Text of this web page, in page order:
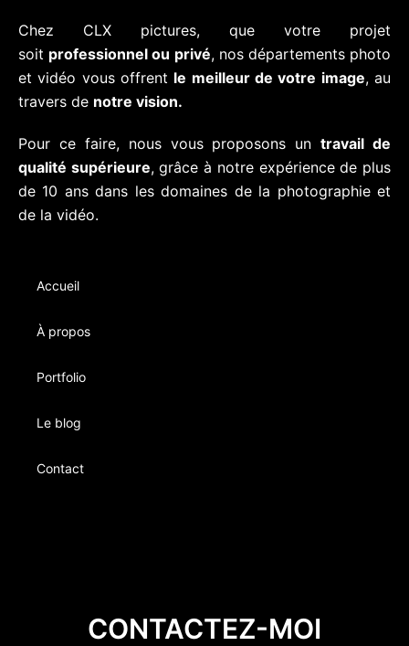
Chez CLX pictures, que votre projet
soit professionnel ou privé, nos départements photo
et vidéo vous offrent le meilleur de votre image, au
travers de notre vision.
Pour ce faire, nous vous proposons untravail de
qualité supérieure, grâce à notre expérience de plus
de 10 ans dans les domaines de la photographie et
de la vidéo.
Accueil
À propos
Portfolio
Le blog
Contact
CONTACTEZ-MOI